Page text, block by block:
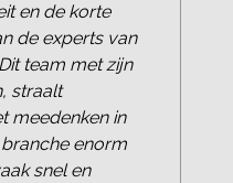
en de korte
de experts van
team met zijn
straalt
meedenken in
enorm
snel en